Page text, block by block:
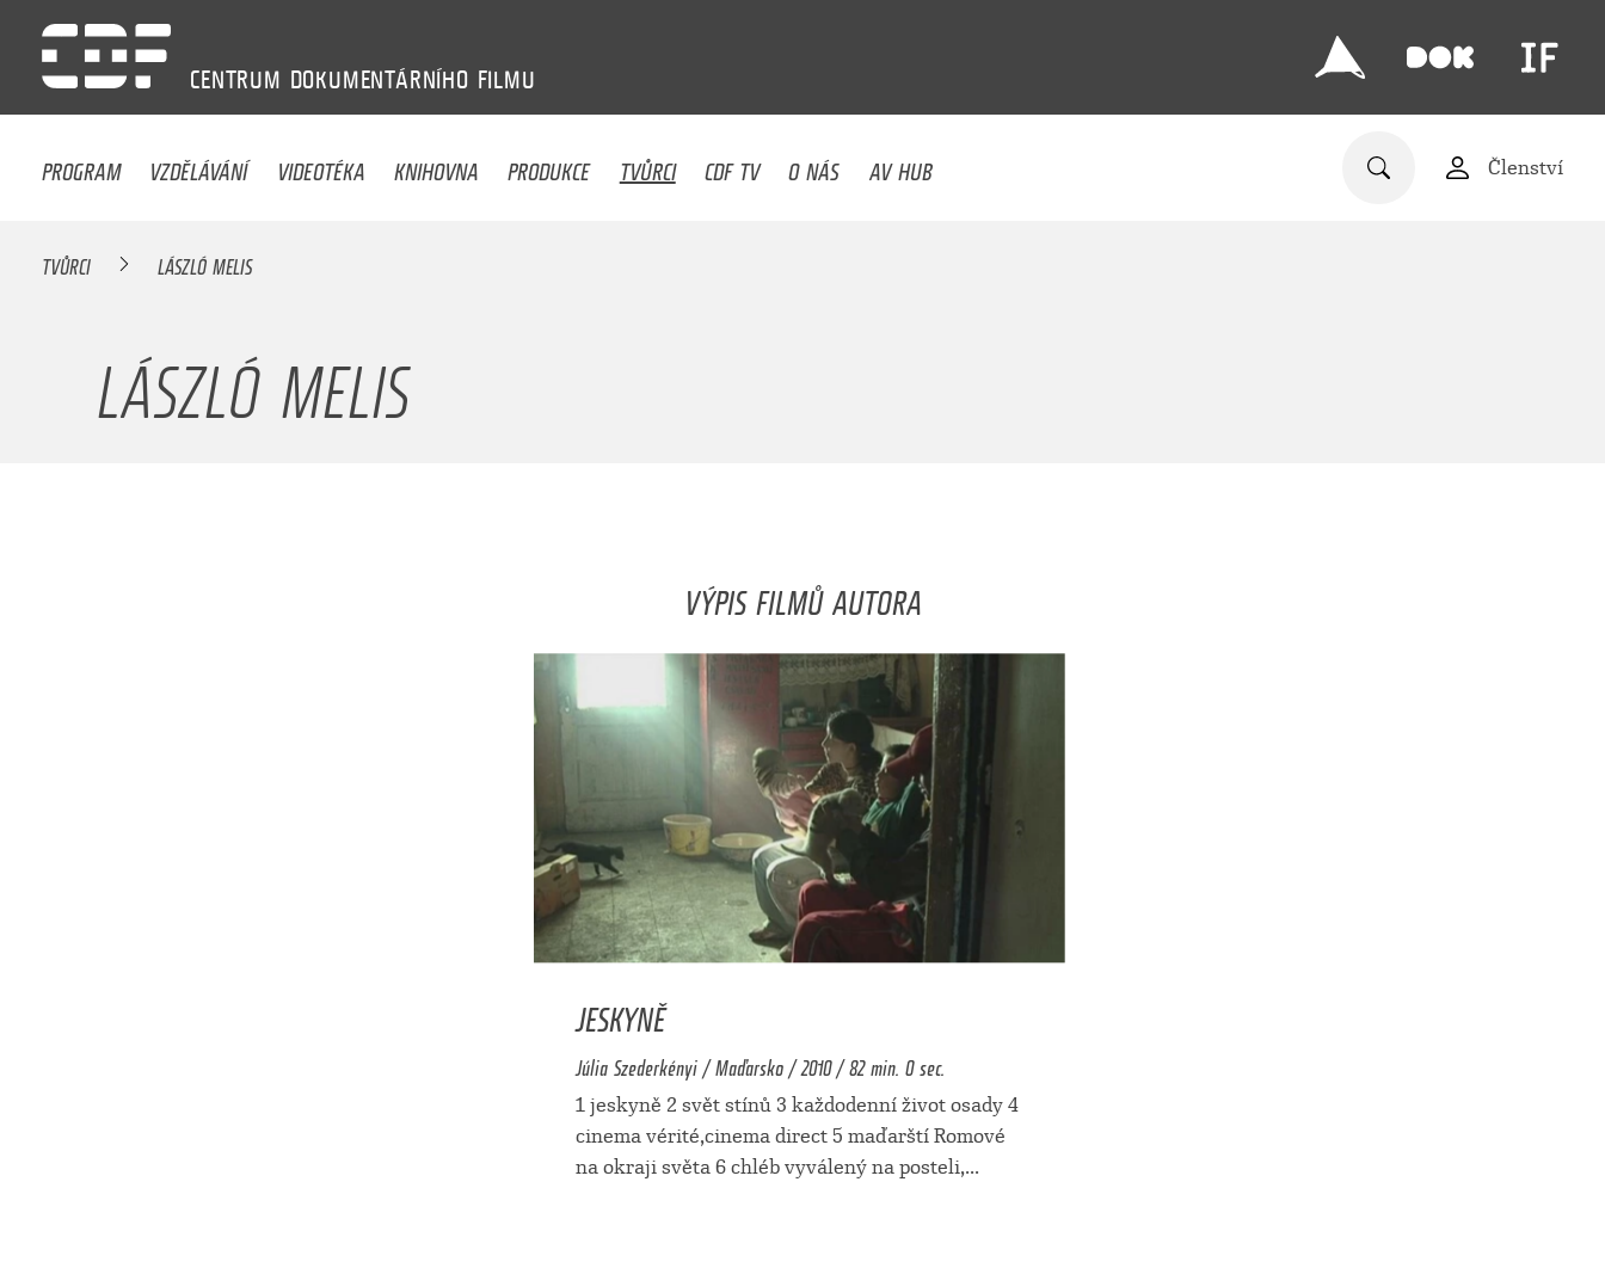
CENTRUM DOKUMENTÁRNÍHO FILMU
PROGRAM VZDĚLÁVÁNÍ VIDEOTÉKA KNIHOVNA PRODUKCE TVŮRCI CDF TV O NÁS AV HUB Členství
TVŮRCI LÁSZLÓ MELIS
LÁSZLÓ MELIS
VÝPIS FILMŮ AUTORA
JESKYNĚ
Júlia Szederkényi / Maďarsko / 2010 / 82 min. 0 sec.
1 jeskyně 2 svět stínů 3 každodenní život osady 4
cinema vérité,cinema direct 5 maďarští Romové
na okraji světa 6 chléb vyválený na posteli,...